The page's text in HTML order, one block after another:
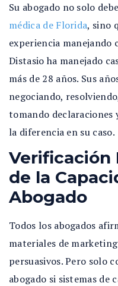
Su abogado no solo
médica de Florida, sino
experiencia manejando
Distasio ha manejado
más de 28 años. Sus
negociando,
tomando declaraciones
la diferencia en su caso.
Verificación
de la
Abogado
Todos los abogados
materiales de
persuasivos. Pero solo
abogado si sistemas de